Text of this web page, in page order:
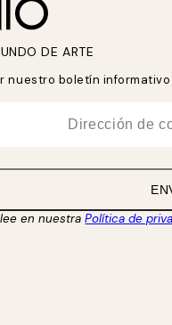
DE ARTE
nuestro boletín
en nuestraPolítica de